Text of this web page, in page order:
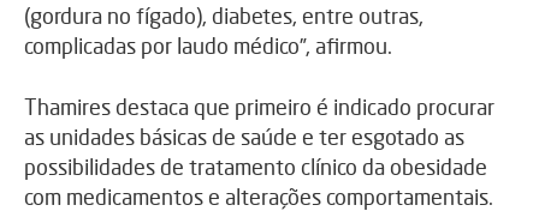
(gordura no fígado), diabetes, entre outras,
complicadas por laudo médico”, afirmou.
Thamires destaca que primeiro é indicado procurar
as unidades básicas de saúde e ter esgotado as
possibilidades de tratamento clínico da obesidade
com medicamentos e alterações comportamentais.